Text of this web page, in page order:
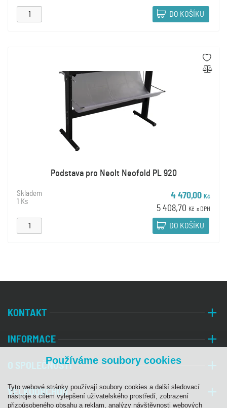
DO KOŠÍKU
Podstava pro Neolt Neofold PL 920
Skladem
1 Ks
4 470,00 Kč
5 408,70 Kč s DPH
DO KOŠÍKU
KONTAKT
INFORMACE
O SPOLEČNOSTI
VELKOOBCHOD
Používáme soubory cookies
Tyto webové stránky používají soubory cookies a další sledovací
nástroje s cílem vylepšení uživatelského prostředí, zobrazení
přizpůsobeného obsahu a reklam, analýzy návštěvnosti webových